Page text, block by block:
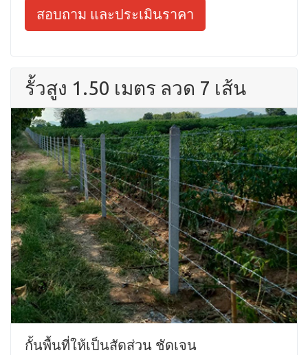
สอบถาม และประเมินราคา
รั้วสูง 1.50 เมตร ลวด 7 เส้น
กั้นพื้นที่ให้เป็นสัดส่วน ชัดเจน